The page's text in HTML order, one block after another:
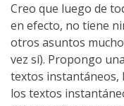
Creo que luego de
en efecto, no tiene
otros asuntos
vez sí). Propongo
textos instantáneos,
los textos